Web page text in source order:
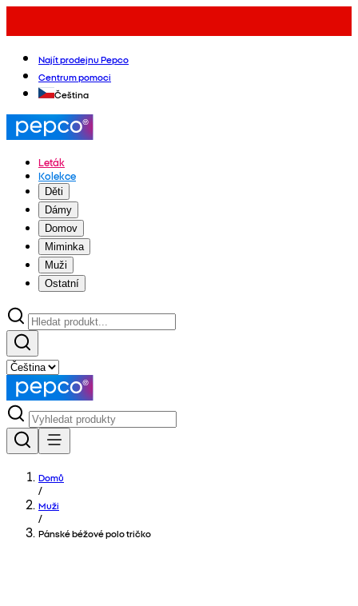
Najít prodejnu Pepco
Centrum pomoci
Čeština
Leták
Kolekce
Děti
Dámy
Domov
Miminka
Muži
Ostatní
Domů
/
Muži
/
Pánské béžové polo tričko